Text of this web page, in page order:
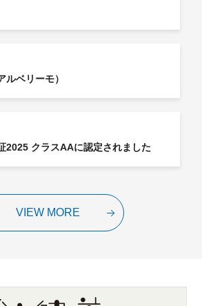
ベリーモ）
2025 クラスAAに認定されました
VIEW MORE